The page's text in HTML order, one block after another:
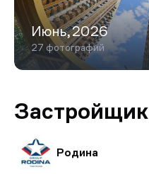
Июнь,2026
27 фотографий
Застройщик
Родина